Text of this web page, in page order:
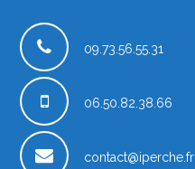
09.73.56.55.31
06.50.82.38.66
contact@iperche.fr